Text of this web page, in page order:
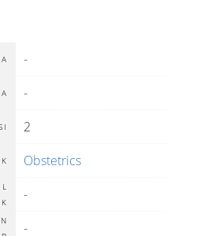
-
-
2
Obstetrics
-
-